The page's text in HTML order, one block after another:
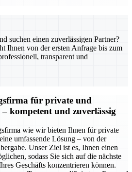
suchen einen zuverlässigen Partner?
Ihnen von der ersten Anfrage bis zum
transparent und
für private und
kompetent und zuverlässig
wie wir bieten Ihnen für private
umfassende Lösung – von der
Unser Ziel ist es, Ihnen einen
sodass Sie sich auf die nächste
Geschäfts konzentrieren können.